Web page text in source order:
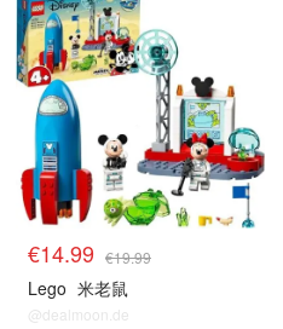
€14.99 €19.99
Lego 米老鼠
@dealmoon.de